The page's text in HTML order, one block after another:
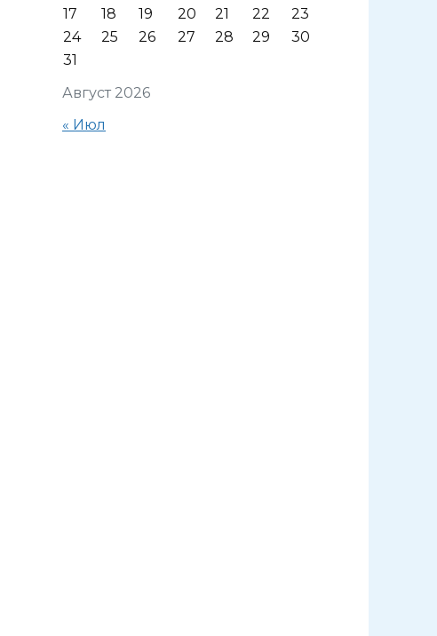
Август 2026
17
18 19 20 21 22
23
24
25 26 27 28 29
30
31
« Июл